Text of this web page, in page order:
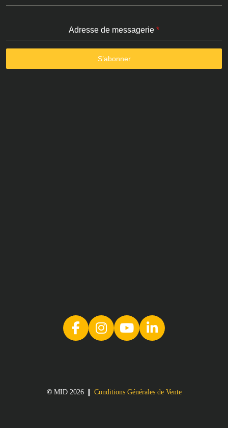
Adresse de messagerie *
S’abonner
©MID 2026 ❙ Conditions Générales de Vente